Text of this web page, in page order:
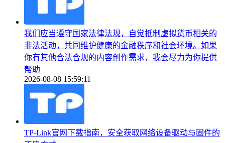
我们应当遵守国家法律法规，自觉抵制虚拟货币相关的
非法活动，共同维护健康的金融秩序和社会环境。如果
你有其他合法合规的内容创作需求，我会尽力为你提供
帮助
2026-08-08 15:59:11
TP-Link官网下载指南，安全获取网络设备驱动与固件的